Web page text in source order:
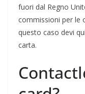
fuori dal Regno
commissioni per le
questo caso devi
carta.